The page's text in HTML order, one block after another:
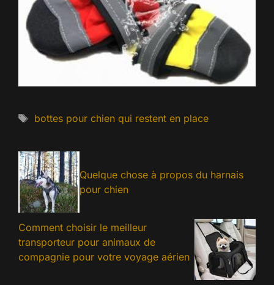
Mots
bottes pour chien qui restent en place
Quelque chose à propos du harnais
pour chien
Comment choisir le meilleur
transporteur pour animaux de
compagnie pour votre voyage aérien